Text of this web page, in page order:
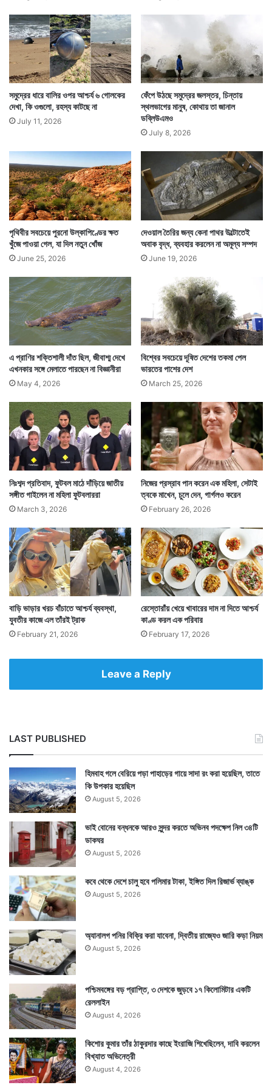
সাপটি তরুণীর কোনও ক্ষতি করেনি। বরং এরপর সে যে জানালা
দিয়ে ঘরে ঢুকে তরুণীর বুকের ওপর শান্তিতে শুয়ে ছিল, সেই
জানালা দিয়েই বাইরে চলে যায়।
অজগরটি কার্পেট পাইথন প্রজাতির। লম্বায় ৮ ফুট। অস্ট্রেলিয়ায়
কার্পেট পাইথন অনেক জায়গায় পাওয়া যায়। তবে তা যে কারও
শোওয়ার ঘরে ঢুকে বুকের ওপর চড়ে এভাবে কুণ্ডলী পাকিয়ে শুয়ে
পড়বে সেটা বোধহয় কেউ ভাবতে পারেননি।
Tags Australia
র্গ
ন্ধ
ব
দ
যা
বে
চ
কো
র
সু
গ
ন্ধে
সমুদ্রের ধারে বালির ওপর আশ্চর্য ৬ গোলকের
দেখা, কি ওগুলো, রহস্য কাটছে না
July 11, 2026
ফেঁপে উঠছে সমুদ্রের জলস্তর, চিন্তায়
স্থলভাগের মানুষ, কোথায় তা জানাল
ডব্লিউএমও
July 8, 2026
পৃথিবীর সবচেয়ে পুরনো উল্কাপিণ্ডের ক্ষত
খুঁজে পাওয়া গেল, যা দিল নতুন খোঁজ
June 25, 2026
দেওয়াল তৈরির জন্য কেনা পাথর উল্টোতেই
অবাক বৃদ্ধ, ব্যবহার করলেন না অমূল্য সম্পদ
June 19, 2026
এ প্রাণির শক্তিশালী দাঁত ছিল, জীবাশ্ম দেখে
এখনকার সঙ্গে মেলাতে পারছেন না বিজ্ঞানীরা
May 4, 2026
বিশ্বের সবচেয়ে দূষিত দেশের তকমা পেল
ভারতের পাশের দেশ
March 25, 2026
নিঃশব্দ প্রতিবাদ, ফুটবল মাঠে দাঁড়িয়ে জাতীয়
সঙ্গীত গাইলেন না মহিলা ফুটবলাররা
March 3, 2026
নিজের প্রস্রাব পান করেন এক মহিলা, সেটাই
ত্বকে মাখেন, চুলে দেন, গার্গলও করেন
February 26, 2026
বাড়ি ভাড়ার খরচ বাঁচাতে আশ্চর্য ব্যবস্থা,
যুবতীর কাজে এল তাঁরই ট্রাক
February 21, 2026
রেস্তোরাঁয় খেয়ে খাবারের দাম না দিতে আশ্চর্য
কাণ্ড করল এক পরিবার
February 17, 2026
Leave a Reply
LAST PUBLISHED
হিমবাহ গলে বেরিয়ে পড়া পাহাড়ের গায়ে সাদা রং করা হয়েছিল, তাতে
কি উপকার হয়েছিল
August 5, 2026
ভাই বোনের বন্ধনকে আরও সুন্দর করতে অভিনব পদক্ষেপ নিল ৩৪টি
ডাকঘর
August 5, 2026
কবে থেকে দেশে চালু হবে পলিমার টাকা, ইঙ্গিত দিল রিজার্ভ ব্যাঙ্ক
August 5, 2026
অ্যানালগ পনির বিক্রি করা যাবেনা, দ্বিতীয় রাজ্যেও জারি কড়া নিয়ম
August 5, 2026
পশ্চিমবঙ্গের বড় প্রাপ্তি, ৩ দেশকে জুড়বে ১৭ কিলোমিটার একটি
রেললাইন
August 4, 2026
কিশোর কুমার তাঁর ঠাকুরদার কাছে ইংরাজি শিখেছিলেন, দাবি করলেন
বিখ্যাত অভিনেত্রী
August 4, 2026